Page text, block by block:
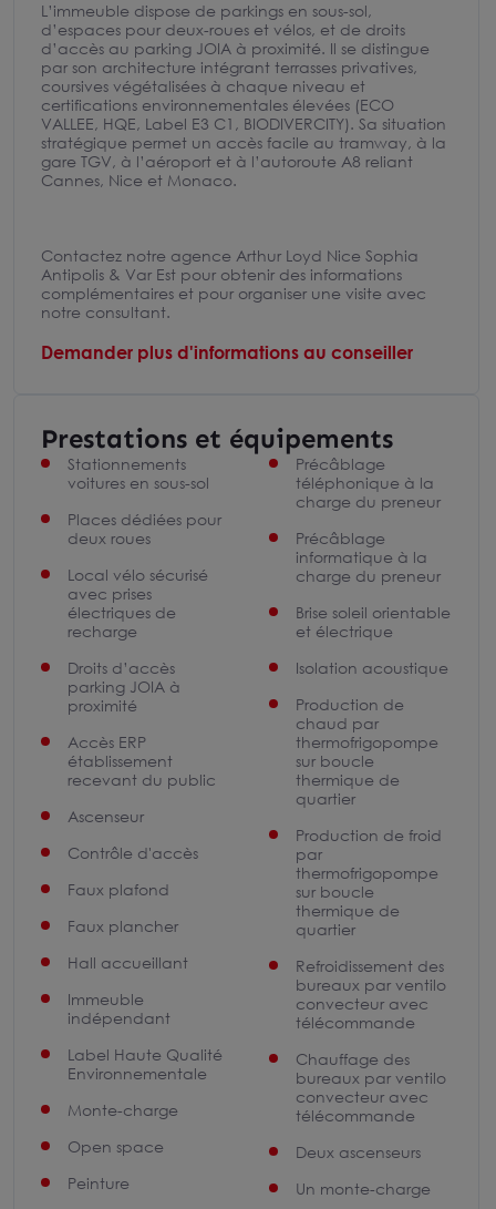
L’immeuble dispose de parkings en sous-sol,
d’espaces pour deux-roues et vélos, et de droits
d’accès au parking JOIA à proximité. Il se distingue
par son architecture intégrant terrasses privatives,
coursives végétalisées à chaque niveau et
certifications environnementales élevées (ECO
VALLEE, HQE, Label E3 C1, BIODIVERCITY). Sa situation
stratégique permet un accès facile au tramway, à la
gare TGV, à l’aéroport et à l’autoroute A8 reliant
Cannes, Nice et Monaco.
Contactez notre agence Arthur Loyd Nice Sophia
Antipolis & Var Est pour obtenir des informations
complémentaires et pour organiser une visite avec
notre consultant.
Demander plus d'informations au conseiller
Prestations et équipements
Stationnements
voitures en sous-sol
Places dédiées pour
deux roues
Local vélo sécurisé
avec prises
électriques de
recharge
Droits d’accès
parking JOIA à
proximité
Accès ERP
établissement
recevant du public
Ascenseur
Contrôle d'accès
Faux plafond
Faux plancher
Hall accueillant
Immeuble
indépendant
Label Haute Qualité
Environnementale
Monte-charge
Open space
Peinture
Précâblage
téléphonique à la
charge du preneur
Précâblage
informatique à la
charge du preneur
Brise soleil orientable
et électrique
Isolation acoustique
Production de
chaud par
thermofrigopompe
sur boucle
thermique de
quartier
Production de froid
par
thermofrigopompe
sur boucle
thermique de
quartier
Refroidissement des
bureaux par ventilo
convecteur avec
télécommande
Chauffage des
bureaux par ventilo
convecteur avec
télécommande
Deux ascenseurs
Un monte-charge